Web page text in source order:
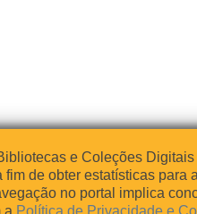
e Coleções
fim de obter estatísticas para
no portal implica
a Política de Privacidade e